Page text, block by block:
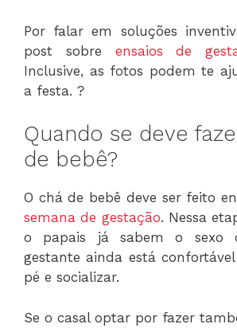
Por falar em soluções
post sobre ensaios de
Inclusive, as fotos podem te
a festa. ?
Quando se deve
de bebê?
O chá de bebê deve ser feito
semana de gestação. Nessa
o papais já sabem o sexo
gestante ainda está
pé e socializar.
Se o casal optar por fazer